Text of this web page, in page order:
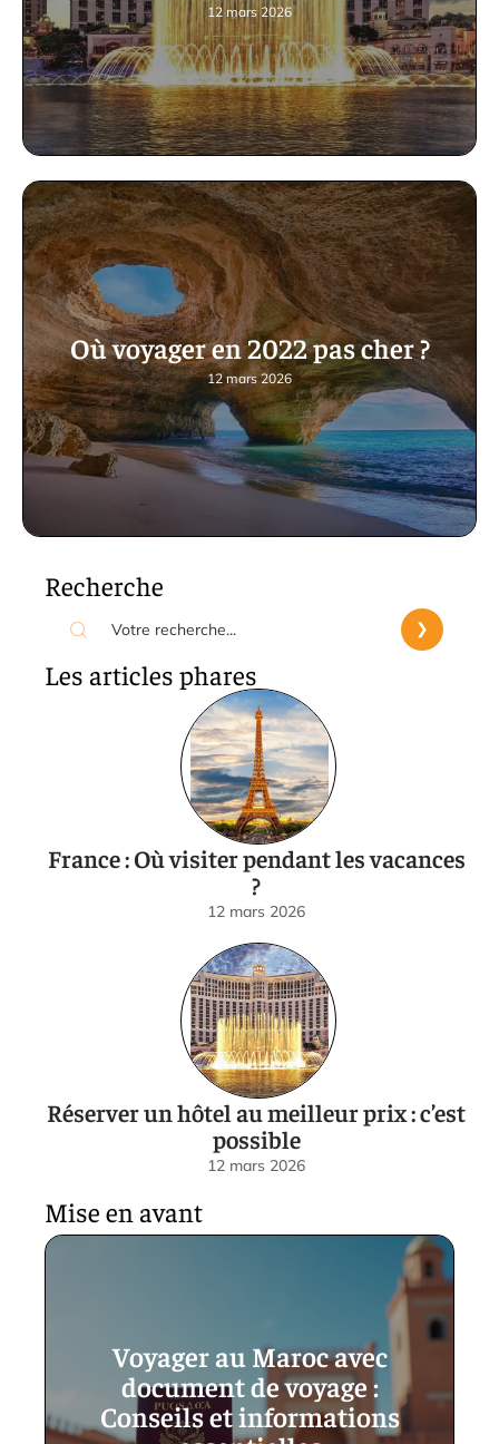
12 mars 2026
Où voyager en 2022 pas cher ?
12 mars 2026
Recherche
Les articles phares
France : Où visiter pendant les vacances
?
12 mars 2026
Réserver un hôtel au meilleur prix : c’est
possible
12 mars 2026
Mise en avant
Voyager au Maroc avec
document de voyage :
Conseils et informations